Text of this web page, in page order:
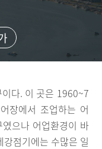
다. 이 곳은 1960~7
장에서 조업하는 어
으나 어업환경이 바
점기에는 수많은 일